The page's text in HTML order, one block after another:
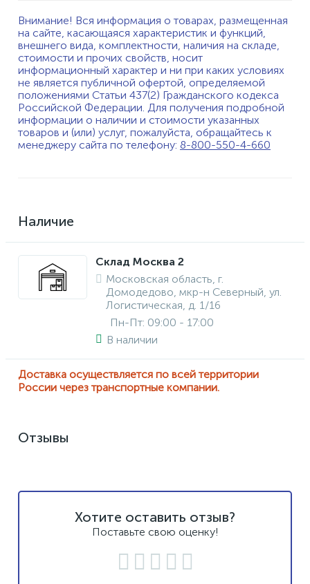
Внимание! Вся информация о товарах, размещенная
на сайте, касающаяся характеристик и функций,
внешнего вида, комплектности, наличия на складе,
стоимости и прочих свойств, носит
информационный характер и ни при каких условиях
не является публичной офертой, определяемой
положениями Статьи 437(2) Гражданского кодекса
Российской Федерации. Для получения подробной
информации о наличии и стоимости указанных
товаров и (или) услуг, пожалуйста, обращайтесь к
менеджеру сайта по телефону: 8-800-550-4-660
Наличие
Склад Москва 2
Московская область, г.
Домодедово, мкр-н Северный, ул.
Логистическая, д. 1/16
Пн-Пт: 09:00 - 17:00
В наличии
Доставка осуществляется по всей территории
России через транспортные компании.
Отзывы
Хотите оставить отзыв?
Поставьте свою оценку!